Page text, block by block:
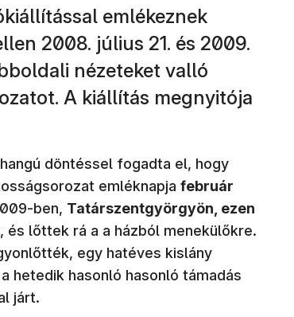
emlékeznek
2008. július 21. és 2009.
nézeteket valló
A kiállítás megnyitója
döntéssel fogadta el, hogy
emléknapja február
ben, Tatárszentgyörgyön, ezen
lőttek rá a a házból menekülőkre.
egy hatéves kislány
hetedik hasonló hasonló támadás
járt.